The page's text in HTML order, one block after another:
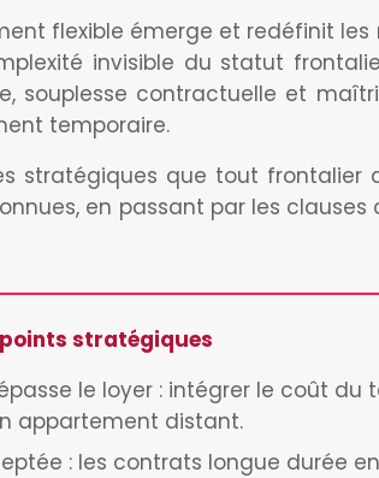
flexible émerge et redéfinit
invisible du statut
souplesse contractuelle et
temporaire.
stratégiques que tout
en passant par les
stratégiques
le loyer : intégrer le coût
appartement distant.
: les contrats longue durée